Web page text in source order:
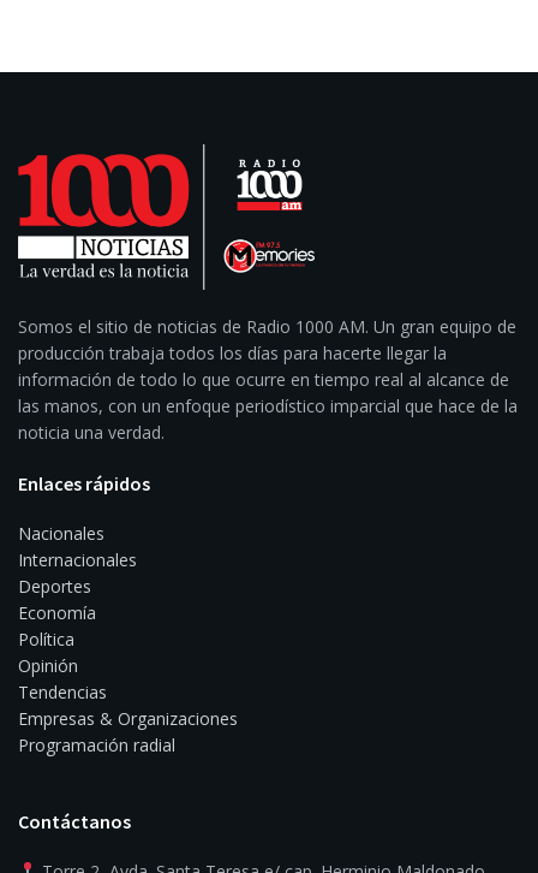
Somos el sitio de noticias de Radio 1000 AM. Un gran equipo de
producción trabaja todos los días para hacerte llegar la
información de todo lo que ocurre en tiempo real al alcance de
las manos, con un enfoque periodístico imparcial que hace de la
noticia una verdad.
Enlaces rápidos
Nacionales
Internacionales
Deportes
Economía
Política
Opinión
Tendencias
Empresas & Organizaciones
Programación radial
Contáctanos